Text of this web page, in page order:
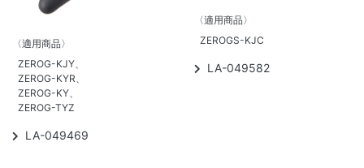
〈適用商品〉
ZEROG-KJY、
ZEROG-KYR、
ZEROG-KY、
ZEROG-TYZ
LA-049469
〈適用商品〉
ZEROGS-KJC
LA-049582